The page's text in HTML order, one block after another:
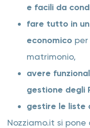
e facili da
fare tutto in
economico
matrimonio,
avere
gestione degli
gestire le liste
Nozziamo.it si